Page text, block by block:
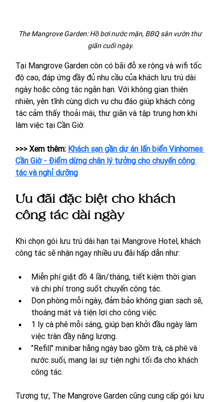
The Mangrove Garden: Hồ bơi nước mặn, BBQ sân vườn thư
giãn cuối ngày.
Tại Mangrove Garden còn có bãi đỗ xe rộng và wifi tốc
độ cao, đáp ứng đầy đủ nhu cầu của khách lưu trú dài
ngày hoặc công tác ngắn hạn. Với không gian thiên
nhiên, yên tĩnh cùng dịch vụ chu đáo giúp khách công
tác cảm thấy thoải mái, thư giãn và tập trung hơn khi
làm việc tại Cần Giờ.
>>> Xem thêm: Khách sạn gần dự án lấn biển Vinhomes
Cần Giờ - Điểm dừng chân lý tưởng cho chuyến công
tác và nghỉ dưỡng
Ưu đãi đặc biệt cho khách
công tác dài ngày
Khi chọn gói lưu trú dài hạn tại Mangrove Hotel, khách
công tác sẽ nhận ngay nhiều ưu đãi hấp dẫn như:
Miễn phí giặt đồ 4 lần/tháng, tiết kiệm thời gian
và chi phí trong suốt chuyến công tác.
Dọn phòng mỗi ngày, đảm bảo không gian sạch sẽ,
thoáng mát và tiện lợi cho công việc.
1 ly cà phê mỗi sáng, giúp bạn khởi đầu ngày làm
việc tràn đầy năng lượng.
"Refill" minibar hằng ngày bao gồm trà, cà phê và
nước suối, mang lại sự tiện nghi tối đa cho khách
công tác.
Tương tự, The Mangrove Garden cũng cung cấp gói lưu